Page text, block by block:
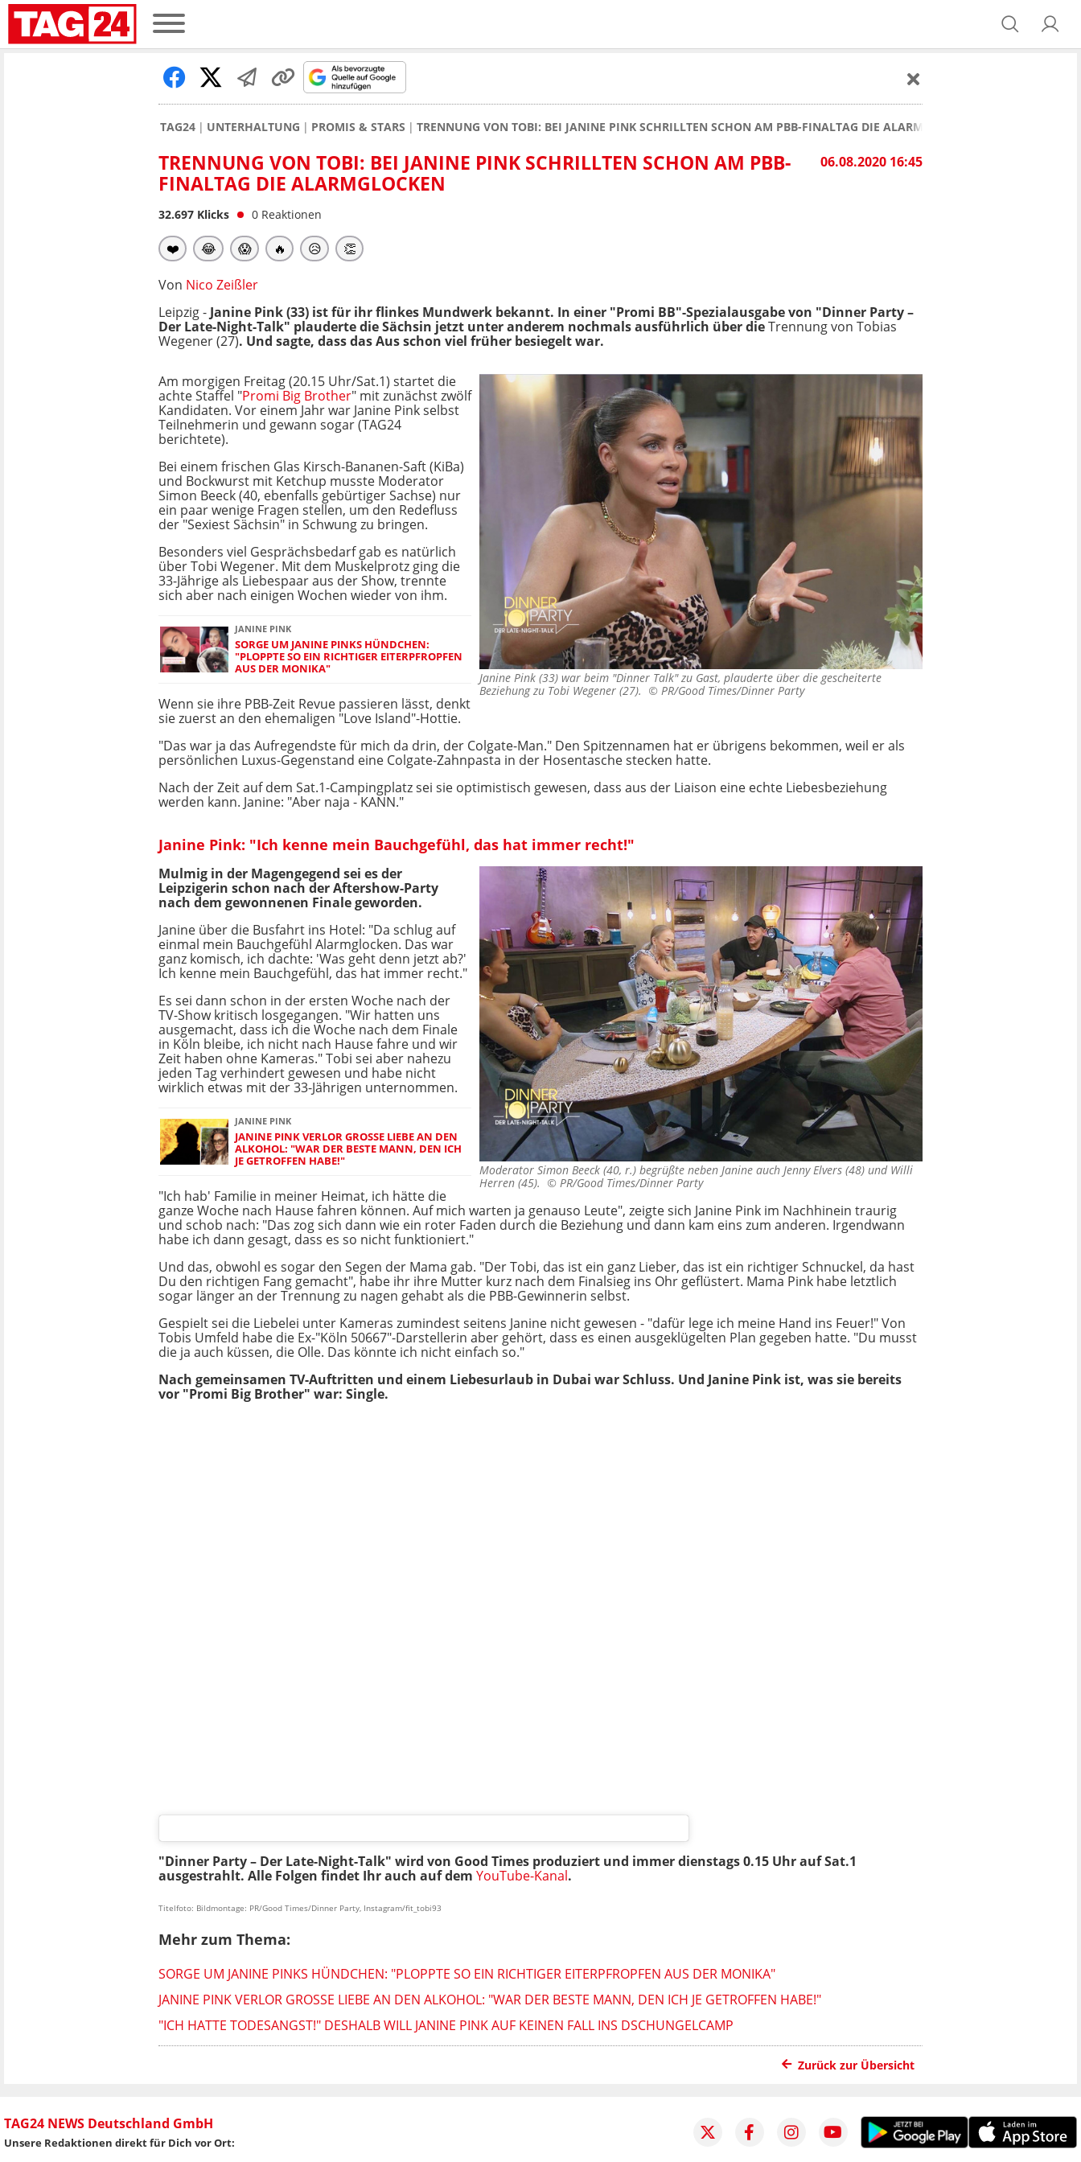
TAG24 UNTERHALTUNG PROMIS & STARS TRENNUNG VON TOBI: BEI JANINE PINK SCHRILLTEN SCHON AM PBB-FINALTAG DIE ALARMGLOCKEN
06.08.2020 16:45
TRENNUNG VON TOBI: BEI JANINE PINK SCHRILLTEN SCHON AM PBB-
FINALTAG DIE ALARMGLOCKEN
32.697 Klicks 0 Reaktionen
❤️ 😂 😱 🔥 😥 👏
Von Nico Zeißler
Leipzig - Janine Pink (33) ist für ihr flinkes Mundwerk bekannt. In einer "Promi BB"-Spezialausgabe von "Dinner Party –
Der Late-Night-Talk" plauderte die Sächsin jetzt unter anderem nochmals ausführlich über dieTrennung von Tobias
Wegener (27). Und sagte, dass das Aus schon viel früher besiegelt war.
Janine Pink (33) war beim "Dinner Talk" zu Gast, plauderte über die gescheiterte
Beziehung zu Tobi Wegener (27). © PR/Good Times/Dinner Party
Am morgigen Freitag (20.15 Uhr/Sat.1) startet die
achte Staffel "Promi Big Brother" mit zunächst zwölf
Kandidaten. Vor einem Jahr war Janine Pink selbst
Teilnehmerin und gewann sogar (TAG24
berichtete).
Bei einem frischen Glas Kirsch-Bananen-Saft (KiBa)
und Bockwurst mit Ketchup musste Moderator
Simon Beeck (40, ebenfalls gebürtiger Sachse) nur
ein paar wenige Fragen stellen, um den Redefluss
der "Sexiest Sächsin" in Schwung zu bringen.
Besonders viel Gesprächsbedarf gab es natürlich
über Tobi Wegener. Mit dem Muskelprotz ging die
33-Jährige als Liebespaar aus der Show, trennte
sich aber nach einigen Wochen wieder von ihm.
JANINE PINK
SORGE UM JANINE PINKS HÜNDCHEN:
"PLOPPTE SO EIN RICHTIGER EITERPFROPFEN
AUS DER MONIKA"
Wenn sie ihre PBB-Zeit Revue passieren lässt, denkt
sie zuerst an den ehemaligen "Love Island"-Hottie.
"Das war ja das Aufregendste für mich da drin, der Colgate-Man." Den Spitzennamen hat er übrigens bekommen, weil er als
persönlichen Luxus-Gegenstand eine Colgate-Zahnpasta in der Hosentasche stecken hatte.
Nach der Zeit auf dem Sat.1-Campingplatz sei sie optimistisch gewesen, dass aus der Liaison eine echte Liebesbeziehung
werden kann. Janine: "Aber naja - KANN."
Janine Pink: "Ich kenne mein Bauchgefühl, das hat immer recht!"
Moderator Simon Beeck (40, r.) begrüßte neben Janine auch Jenny Elvers (48) und Willi
Herren (45). © PR/Good Times/Dinner Party
Mulmig in der Magengegend sei es der
Leipzigerin schon nach der Aftershow-Party
nach dem gewonnenen Finale geworden.
Janine über die Busfahrt ins Hotel: "Da schlug auf
einmal mein Bauchgefühl Alarmglocken. Das war
ganz komisch, ich dachte: 'Was geht denn jetzt ab?'
Ich kenne mein Bauchgefühl, das hat immer recht."
Es sei dann schon in der ersten Woche nach der
TV-Show kritisch losgegangen. "Wir hatten uns
ausgemacht, dass ich die Woche nach dem Finale
in Köln bleibe, ich nicht nach Hause fahre und wir
Zeit haben ohne Kameras." Tobi sei aber nahezu
jeden Tag verhindert gewesen und habe nicht
wirklich etwas mit der 33-Jährigen unternommen.
JANINE PINK
JANINE PINK VERLOR GROSSE LIEBE AN DEN A
LKOHOL: "WAR DER BESTE MANN, DEN ICH J
E GETROFFEN HABE!"
"Ich hab' Familie in meiner Heimat, ich hätte die
ganze Woche nach Hause fahren können. Auf mich warten ja genauso Leute", zeigte sich Janine Pink im Nachhinein traurig
und schob nach: "Das zog sich dann wie ein roter Faden durch die Beziehung und dann kam eins zum anderen. Irgendwann
habe ich dann gesagt, dass es so nicht funktioniert."
Und das, obwohl es sogar den Segen der Mama gab. "Der Tobi, das ist ein ganz Lieber, das ist ein richtiger Schnuckel, da hast
Du den richtigen Fang gemacht", habe ihr ihre Mutter kurz nach dem Finalsieg ins Ohr geflüstert. Mama Pink habe letztlich
sogar länger an der Trennung zu nagen gehabt als die PBB-Gewinnerin selbst.
Gespielt sei die Liebelei unter Kameras zumindest seitens Janine nicht gewesen - "dafür lege ich meine Hand ins Feuer!" Von
Tobis Umfeld habe die Ex-"Köln 50667"-Darstellerin aber gehört, dass es einen ausgeklügelten Plan gegeben hatte. "Du musst
die ja auch küssen, die Olle. Das könnte ich nicht einfach so."
Nach gemeinsamen TV-Auftritten und einem Liebesurlaub in Dubai war Schluss. Und Janine Pink ist, was sie bereits
vor "Promi Big Brother" war: Single.
"Dinner Party – Der Late-Night-Talk" wird von Good Times produziert und immer dienstags 0.15 Uhr auf Sat.1
ausgestrahlt. Alle Folgen findet Ihr auch auf dem YouTube-Kanal.
Titelfoto: Bildmontage: PR/Good Times/Dinner Party, Instagram/fit_tobi93
Mehr zum Thema:
SORGE UM JANINE PINKS HÜNDCHEN: "PLOPPTE SO EIN RICHTIGER EITERPFROPFEN AUS DER MONIKA"
JANINE PINK VERLOR GROSSE LIEBE AN DEN ALKOHOL: "WAR DER BESTE MANN, DEN ICH JE GETROFFEN HABE!"
"ICH HATTE TODESANGST!" DESHALB WILL JANINE PINK AUF KEINEN FALL INS DSCHUNGELCAMP
Zurück zur Übersicht
TAG24 NEWS Deutschland GmbH
Unsere Redaktionen direkt für Dich vor Ort: